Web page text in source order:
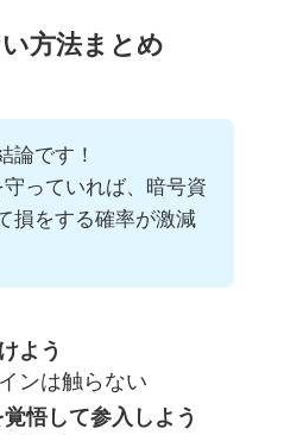
方法まとめ
論です！
守っていれば、暗号資
損をする確率が激減
よう
ンは触らない
悟して参入しよう